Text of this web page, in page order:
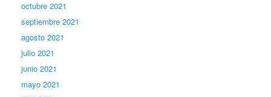
octubre 2021
septiembre 2021
agosto 2021
julio 2021
junio 2021
mayo 2021